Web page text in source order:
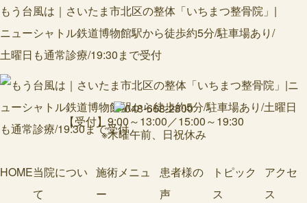
もう台風は｜さいたま市北区の整体「いちまつ整骨院」|
ニューシャトル鉄道博物館駅から徒歩約5分/駐車場あり/
土曜日も通常診療/19:30まで受付
【受付】9:00～13:00／15:00～19:30
※木曜午前、日祝休み
HOME当院につい
て
施術メニュ
ー
患者様の
声
トピック
ス
アクセ
ス